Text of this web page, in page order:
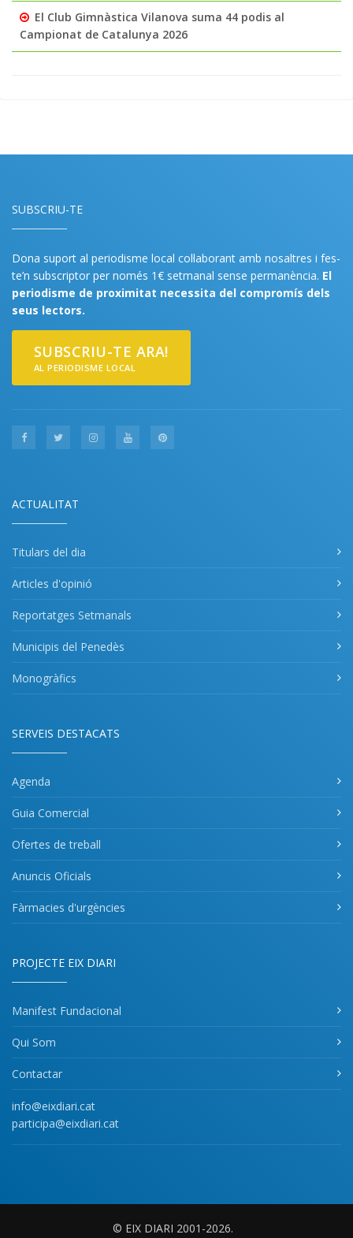
El Club Gimnàstica Vilanova suma 44 podis al
Campionat de Catalunya 2026
SUBSCRIU-TE
Dona suport al periodisme local col·laborant amb nosaltres i fes-
te’n subscriptor per només 1€ setmanal sense permanència. El
periodisme de proximitat necessita del compromís dels
seus lectors.
SUBSCRIU-TE ARA!
AL PERIODISME LOCAL
ACTUALITAT
Titulars del dia
Articles d'opinió
Reportatges Setmanals
Municipis del Penedès
Monogràfics
SERVEIS DESTACATS
Agenda
Guia Comercial
Ofertes de treball
Anuncis Oficials
Fàrmacies d'urgències
PROJECTE EIX DIARI
Manifest Fundacional
Qui Som
Contactar
info@eixdiari.cat
participa@eixdiari.cat
© EIX DIARI 2001-2026.